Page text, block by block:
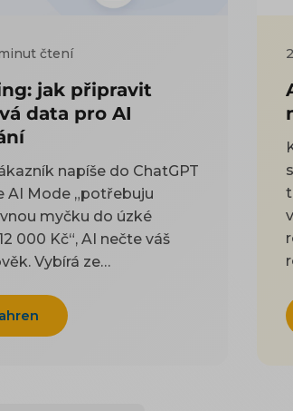
čtení
jak připravit
data pro AI
napíše do ChatGPT
AI Mode „potřebuju
myčku do úzké
000 Kč“, AI nečte váš
Vybírá ze
na stránce. Tenhle
návod, co do těch